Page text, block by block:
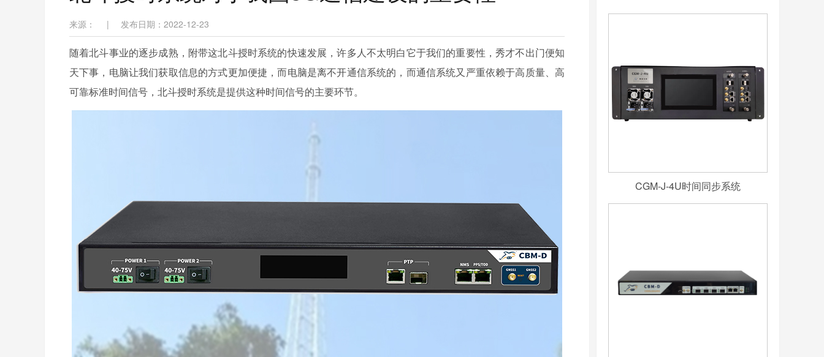
来源： | 发布日期：2022-12-23
随着北斗事业的逐步成熟，附带这北斗授时系统的快速发展，许多人不太明白它于我们的重要性，秀才不出门便知
天下事，电脑让我们获取信息的方式更加便捷，而电脑是离不开通信系统的，而通信系统又严重依赖于高质量、高
可靠标准时间信号，北斗授时系统是提供这种时间信号的主要环节。
CGM-J-4U时间同步系统